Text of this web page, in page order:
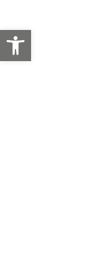
Abrir barra